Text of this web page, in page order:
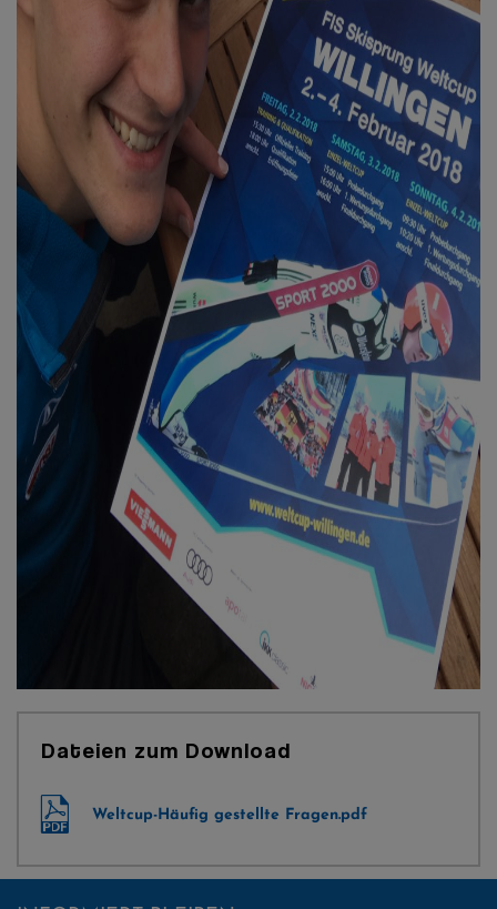
Dateien zum Download
Weltcup-Häufig gestellte Fragen.pdf